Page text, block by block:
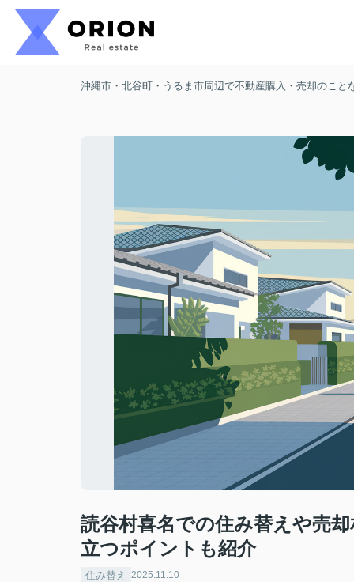
沖縄市・北谷町・うるま市周辺で不動産購入・売却のこと
読谷村喜名での住み替えや売
立つポイントも紹介
住み替え 2025.11.10